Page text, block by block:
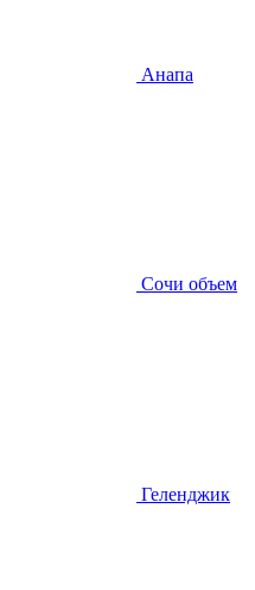
Анапа
Сочи объем
Геленджик